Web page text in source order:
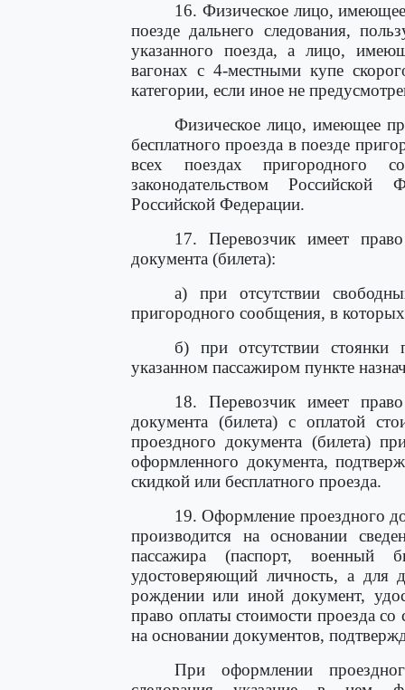
16. Физическое лицо,
поезде дальнего следования,
указанного поезда, а лицо,
вагонах с 4-местными купе
категории, если иное не
Физическое лицо, имеющее
бесплатного проезда в поезде
всех поездах пригородного
законодательством Российской
Российской Федерации.
17. Перевозчик имеет
документа (билета):
а) при отсутствии
пригородного сообщения, в
б) при отсутствии стоянки
указанном пассажиром пункте
18. Перевозчик имеет
документа (билета) с оплатой
проездного документа (билета)
оформленного документа,
скидкой или бесплатного проезда.
19. Оформление проездного
производится на основании
пассажира (паспорт, военный
удостоверяющий личность, а для
рождении или иной документ,
право оплаты стоимости проезда
на основании документов,
При оформлении